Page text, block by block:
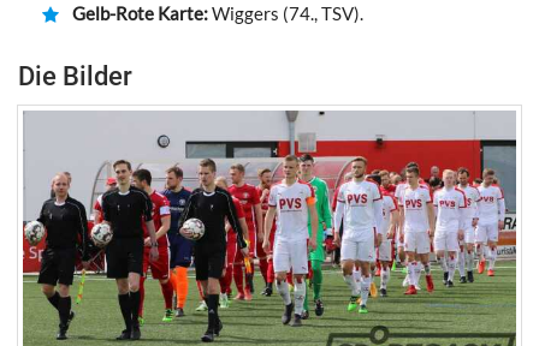
Gelb-Rote Karte:Wiggers (74., TSV).
Die Bilder